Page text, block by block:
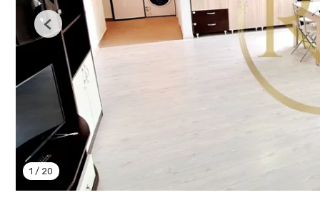
1 / 20
Previous